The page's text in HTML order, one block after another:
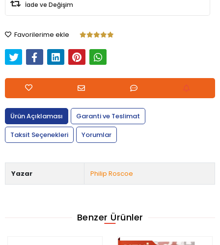
İade ve Değişim
Favorilerime ekle
Ürün Açıklaması
Garanti ve Teslimat
Taksit Seçenekleri
Yorumlar
Yazar Philip Roscoe
Benzer Ürünler